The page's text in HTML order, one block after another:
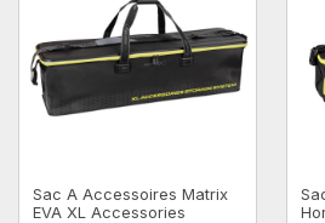
Sac A Accessoires Matrix
EVA XL Accessories